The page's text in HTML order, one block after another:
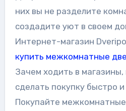
них вы не разделите
создадите уют в своем
Интернет-магазин
купить межкомнатные
Зачем ходить в
сделать покупку быстро
Покупайте